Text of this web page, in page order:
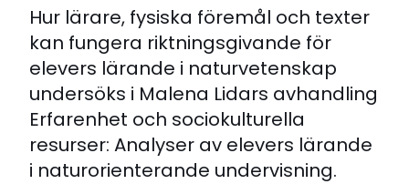
Hur lärare, fysiska föremål och texter
kan fungera riktningsgivande för
elevers lärande i naturvetenskap
undersöks i Malena Lidars avhandling
Erfarenhet och sociokulturella
resurser: Analyser av elevers lärande
i naturorienterande undervisning.